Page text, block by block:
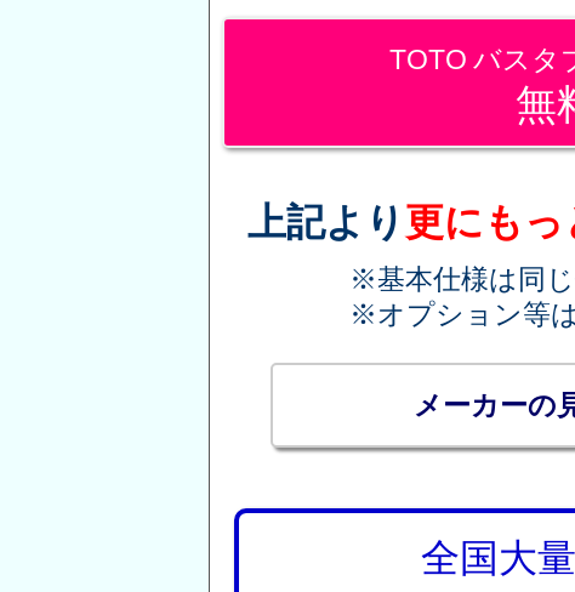
TOTO バス
無
上記より 更にも
※基本仕様は同
※オプション等
メーカーの
全国大